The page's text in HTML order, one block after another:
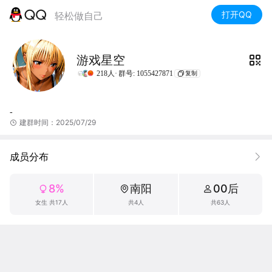
轻松做自己 打开QQ
游戏星空
218人· 群号: 1055427871 复制
-
建群时间：2025/07/29
成员分布
8%
女生 共17人
南阳
共4人
00后
共63人